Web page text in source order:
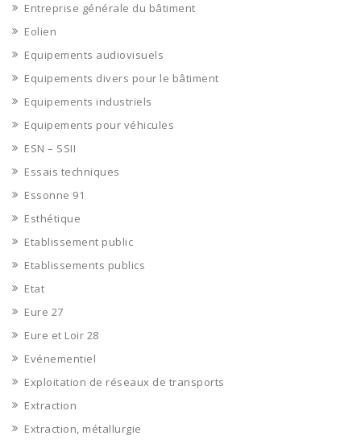
Entreprise générale du bâtiment
Eolien
Equipements audiovisuels
Equipements divers pour le bâtiment
Equipements industriels
Equipements pour véhicules
ESN – SSII
Essais techniques
Essonne 91
Esthétique
Etablissement public
Etablissements publics
Etat
Eure 27
Eure et Loir 28
Evénementiel
Exploitation de réseaux de transports
Extraction
Extraction, métallurgie